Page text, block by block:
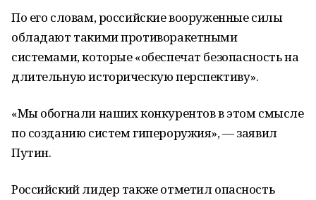
По его словам, российские вооруженные силы
обладают такими противоракетными
системами, которые «обеспечат безопасность на
длительную историческую перспективу».
«Мы обогнали наших конкурентов в этом смысле
по созданию систем гипероружия», — заявил
Путин.
Российский лидер также отметил опасность